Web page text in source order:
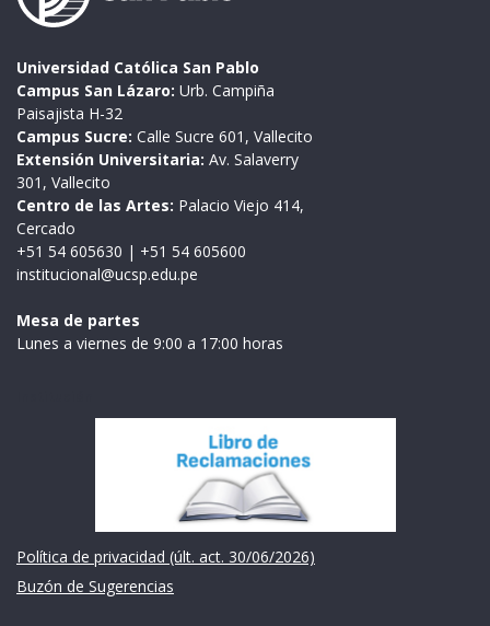
Universidad Católica San Pablo
Campus San Lázaro: Urb. Campiña
Paisajista H-32
Campus Sucre: Calle Sucre 601, Vallecito
Extensión Universitaria: Av. Salaverry
301, Vallecito
Centro de las Artes: Palacio Viejo 414,
Cercado
+51 54 605630 | +51 54 605600
institucional@ucsp.edu.pe
Mesa de partes
Lunes a viernes de 9:00 a 17:00 horas
Política de privacidad (últ. act. 30/06/2026)
Buzón de Sugerencias